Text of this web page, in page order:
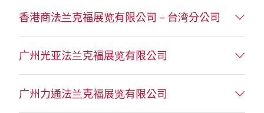
香港商法兰克福展览有限公司 – 台湾分公司
广州光亚法兰克福展览有限公司
广州力通法兰克福展览有限公司